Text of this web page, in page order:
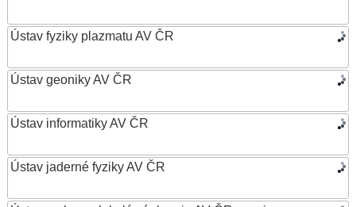
Ústav fyziky plazmatu AV ČR
Ústav geoniky AV ČR
Ústav informatiky AV ČR
Ústav jaderné fyziky AV ČR